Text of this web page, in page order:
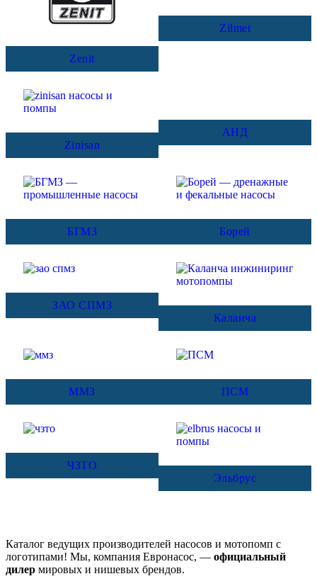
Zenit
Zilmet
Zinisan
АНД
БГМЗ Борей
ЗАО СПМЗ
Каланча
ММЗ ПСМ
ЧЗТО
Эльбрус
Каталог ведущих производителей насосов и мотопомп с
логотипами! Мы, компания Евронасос, — официальный
дилер мировых и нишевых брендов.